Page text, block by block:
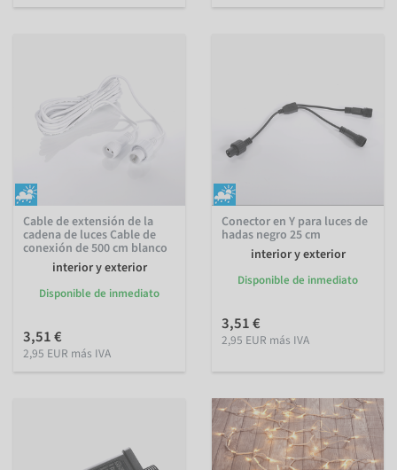
Cable de extensión de la
cadena de luces Cable de
conexión de 500 cm blanco
interior y exterior
Disponible de inmediato
3,51 €
2,95 EUR más IVA
Conector en Y para luces de
hadas negro 25 cm
interior y exterior
Disponible de inmediato
3,51 €
2,95 EUR más IVA